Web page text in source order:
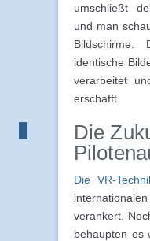
umschließt
und man
identische
verarbeitet
erschafft.
Die
Die VR-
verankert.
behaupten es